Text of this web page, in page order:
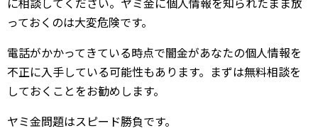
っておくのは大変危険です。
電話がかかってきている時点で闇金があなたの個人情報を
不正に入手している可能性もあります。まずは無料相談を
しておくことをお勧めします。
ヤミ金問題はスピード勝負です。